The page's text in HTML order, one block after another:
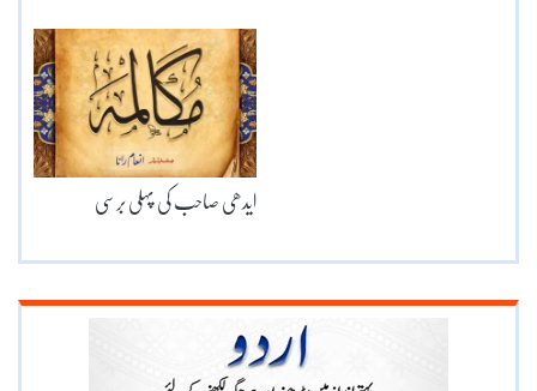
ایدھی صاحب کی پہلی برسی